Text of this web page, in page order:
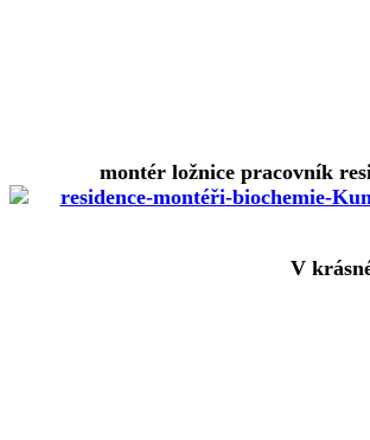
montér ložnice pracovník
V